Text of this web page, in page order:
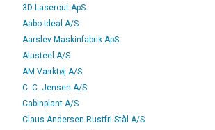
3D Lasercut ApS
Aabo-Ideal A/S
Aarslev Maskinfabrik ApS
Alusteel A/S
AM Værktøj A/S
C. C. Jensen A/S
Cabinplant A/S
Claus Andersen Rustfri Stål A/S